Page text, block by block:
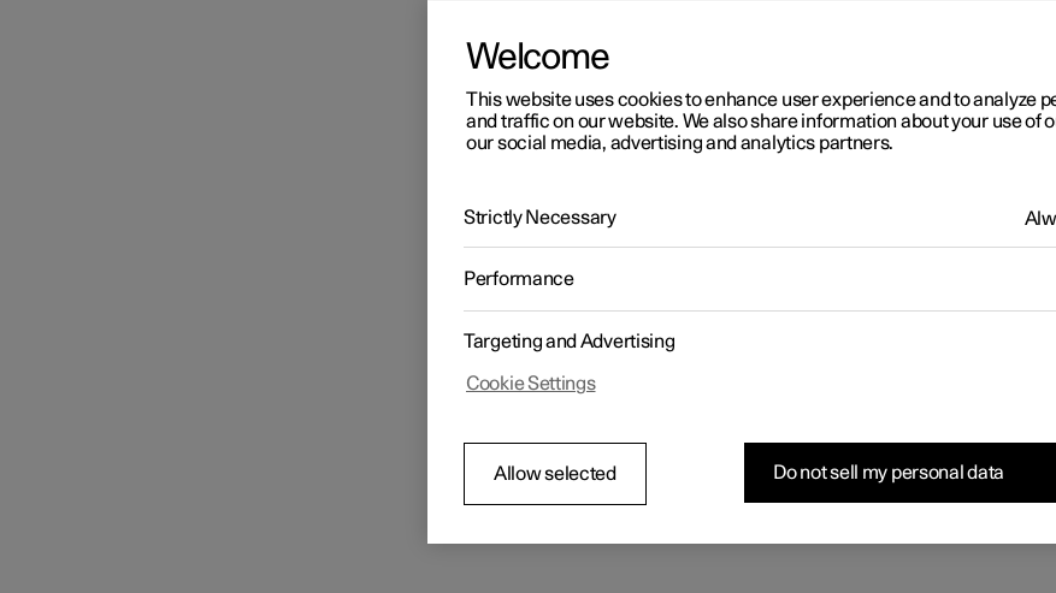
Welcome
This website uses cookies to enhance user experience and to analyze
and traffic on our website. We also share information about your use of
our social media, advertising and analytics partners.
Strictly Necessary
Performance
Targeting and Advertising
Cookie Settings
Allow selected Do not sell my personal data